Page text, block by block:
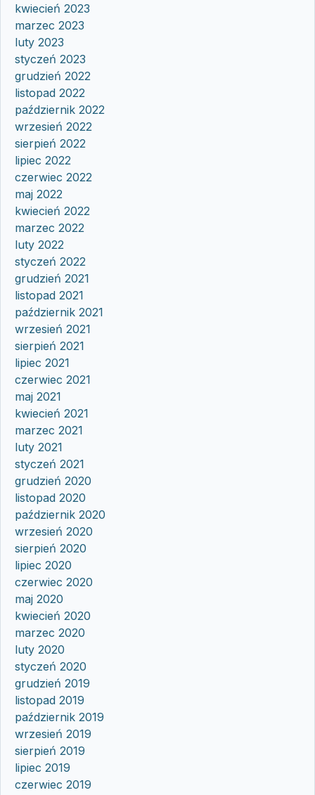
kwiecień 2023
marzec 2023
luty 2023
styczeń 2023
grudzień 2022
listopad 2022
październik 2022
wrzesień 2022
sierpień 2022
lipiec 2022
czerwiec 2022
maj 2022
kwiecień 2022
marzec 2022
luty 2022
styczeń 2022
grudzień 2021
listopad 2021
październik 2021
wrzesień 2021
sierpień 2021
lipiec 2021
czerwiec 2021
maj 2021
kwiecień 2021
marzec 2021
luty 2021
styczeń 2021
grudzień 2020
listopad 2020
październik 2020
wrzesień 2020
sierpień 2020
lipiec 2020
czerwiec 2020
maj 2020
kwiecień 2020
marzec 2020
luty 2020
styczeń 2020
grudzień 2019
listopad 2019
październik 2019
wrzesień 2019
sierpień 2019
lipiec 2019
czerwiec 2019